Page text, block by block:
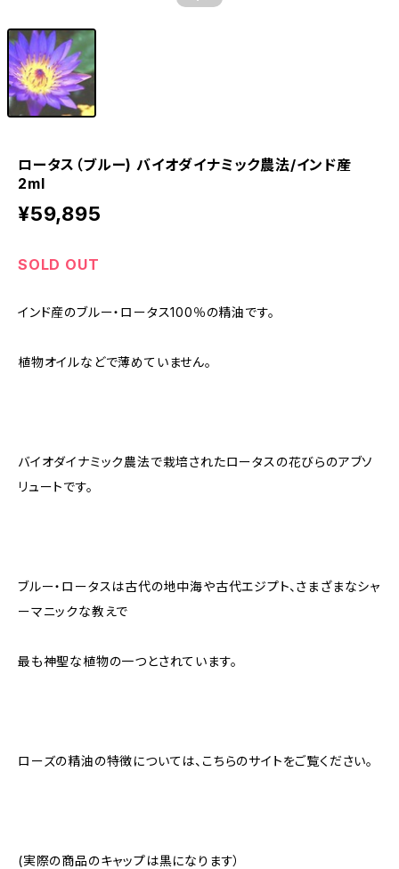
ロータス（ブルー) バイオダイナミック農法/インド産
2ml
¥59,895
SOLD OUT
インド産のブルー・ロータス100％の精油です。
植物オイルなどで薄めていません。
バイオダイナミック農法で栽培されたロータスの花びらのアブソ
リュートです。
ブルー・ロータスは古代の地中海や古代エジプト、さまざまなシャ
ーマニックな教えで
最も神聖な植物の一つとされています。
ローズの精油の特徴については、こちらのサイトをご覧ください。
(実際の商品のキャップは黒になります）